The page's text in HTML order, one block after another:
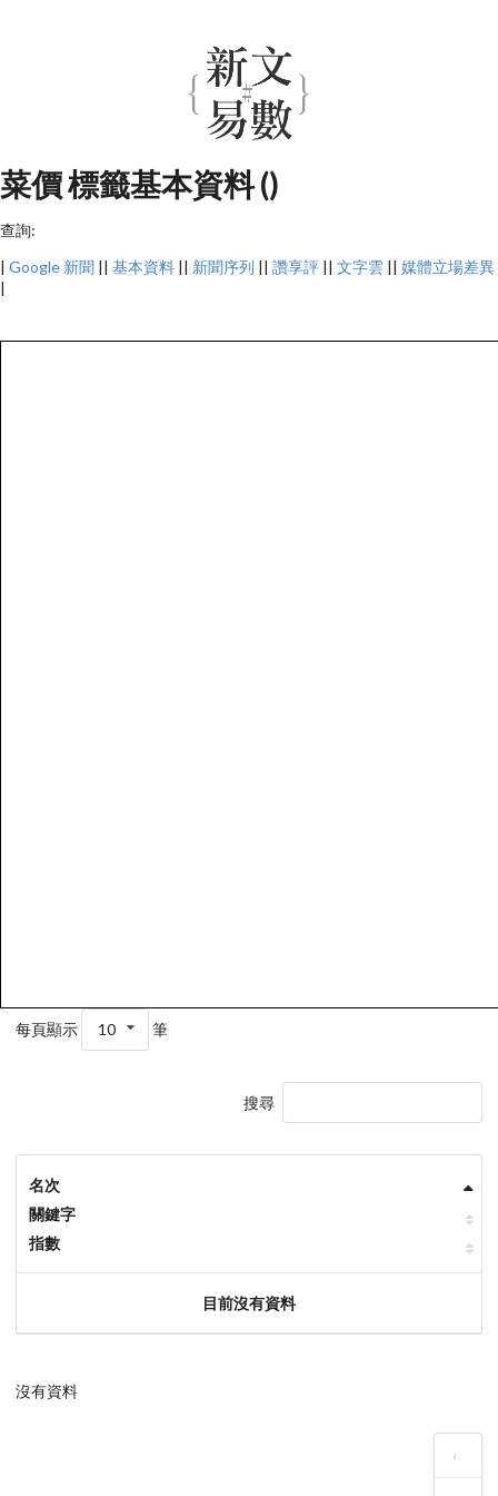
菜價 標籤基本資料 ()
查詢:
| Google 新聞 || 基本資料 || 新聞序列 || 讚享評 || 文字雲 || 媒體立場差異
|
每頁顯示 10 筆
搜尋
名次
關鍵字
指數
目前沒有資料
沒有資料
‹